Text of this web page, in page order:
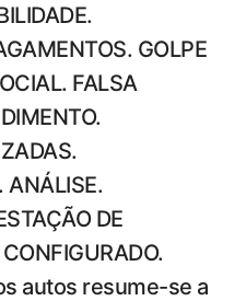
GOLPE
FALSA
ANÁLISE.
DE
autos resume-se a